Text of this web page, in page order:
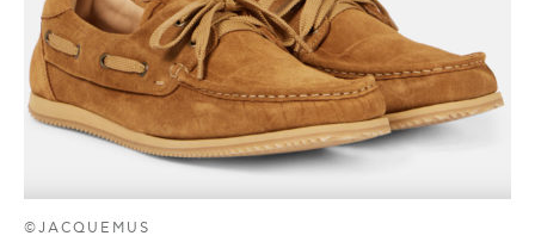
©JACQUEMUS